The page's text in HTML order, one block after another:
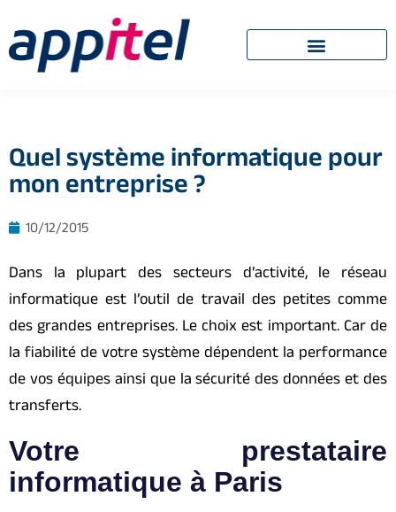
Quel système informatique pour
mon entreprise ?
10/12/2015
Dans la plupart des secteurs d’activité, le réseau
informatique est l’outil de travail des petites comme
des grandes entreprises. Le choix est important. Car de
la fiabilité de votre système dépendent la performance
de vos équipes ainsi que la sécurité des données et des
transferts.
Votre prestataire
informatique à Paris